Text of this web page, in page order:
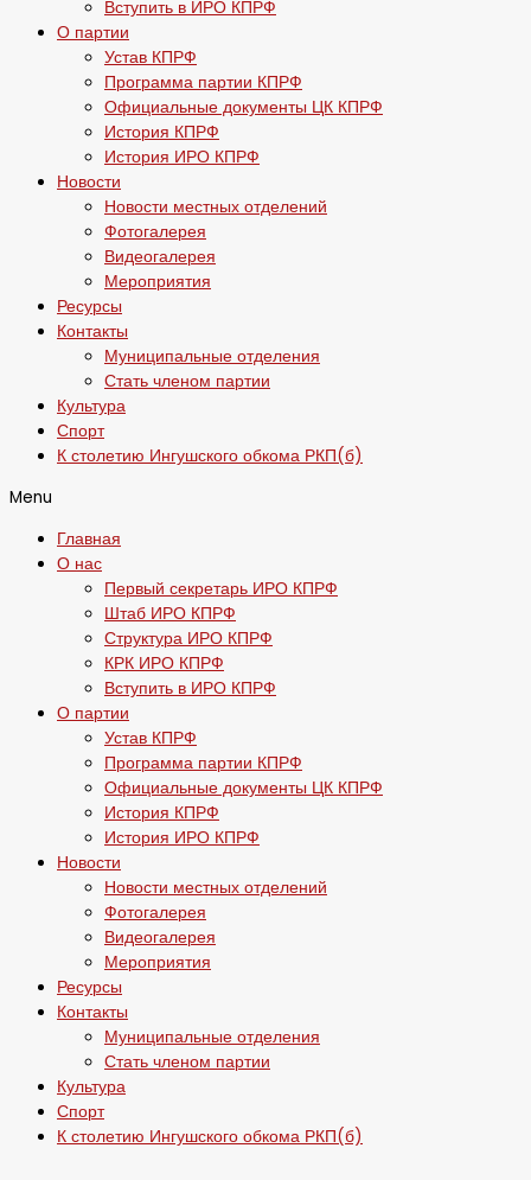
Вступить в ИРО КПРФ
О партии
Устав КПРФ
Программа партии КПРФ
Официальные документы ЦК КПРФ
История КПРФ
История ИРО КПРФ
Новости
Новости местных отделений
Фотогалерея
Видеогалерея
Мероприятия
Ресурсы
Контакты
Муниципальные отделения
Стать членом партии
Культура
Спорт
К столетию Ингушского обкома РКП(б)
Menu
Главная
О нас
Первый секретарь ИРО КПРФ
Штаб ИРО КПРФ
Структура ИРО КПРФ
КРК ИРО КПРФ
Вступить в ИРО КПРФ
О партии
Устав КПРФ
Программа партии КПРФ
Официальные документы ЦК КПРФ
История КПРФ
История ИРО КПРФ
Новости
Новости местных отделений
Фотогалерея
Видеогалерея
Мероприятия
Ресурсы
Контакты
Муниципальные отделения
Стать членом партии
Культура
Спорт
К столетию Ингушского обкома РКП(б)